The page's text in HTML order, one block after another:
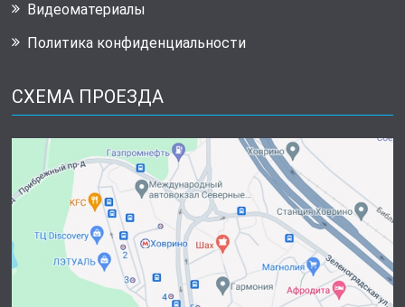
Видеоматериалы
Политика конфиденциальности
СХЕМА ПРОЕЗДА